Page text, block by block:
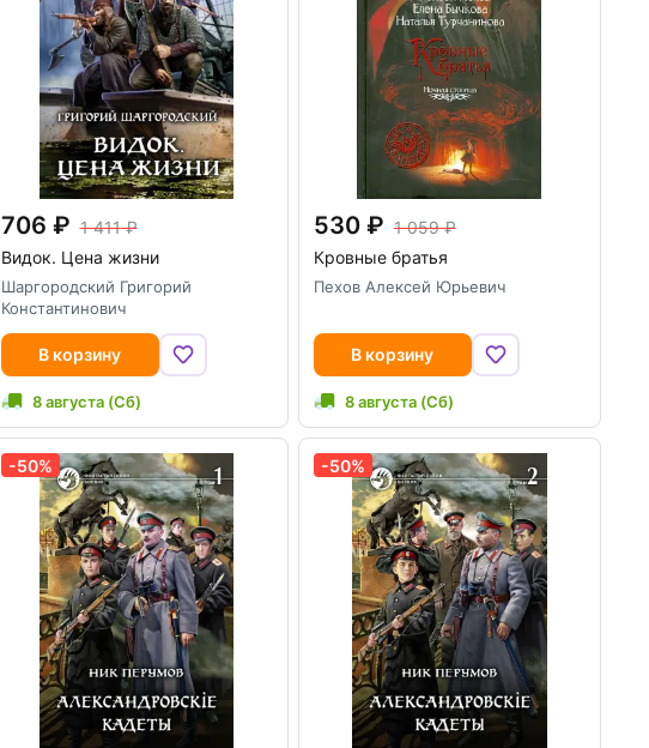
706
1 411
Видок. Цена жизни
Шаргородский Григорий
Константинович
В корзину
8 августа (Сб)
530
1 059
Кровные братья
Пехов Алексей Юрьевич
В корзину
8 августа (Сб)
-50% -50%